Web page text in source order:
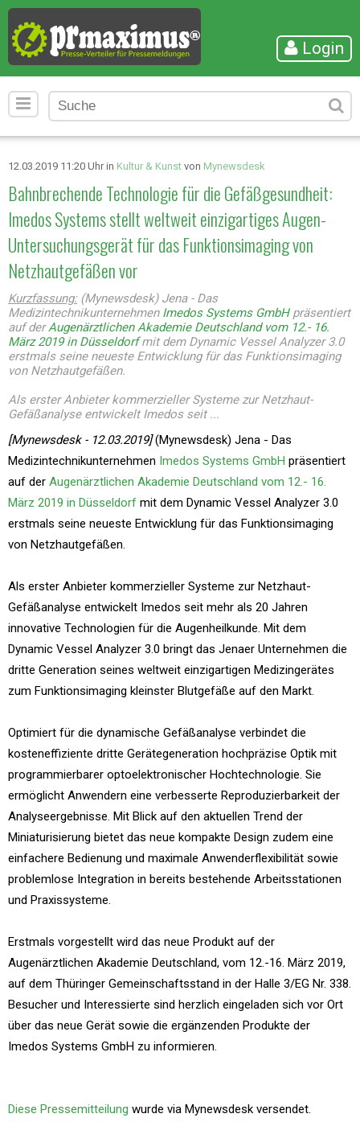
Login
12.03.2019 11:20 Uhr in Kultur & Kunst von Mynewsdesk
Bahnbrechende Technologie für die Gefäßgesundheit:
Imedos Systems stellt weltweit einzigartiges Augen-
Untersuchungsgerät für das Funktionsimaging von
Netzhautgefäßen vor
Kurzfassung:(Mynewsdesk) Jena - Das
Medizintechnikunternehmen Imedos Systems GmbHpräsentiert
auf derAugenärztlichen Akademie Deutschland vom 12.- 16.
März 2019 in Düsseldorfmit dem Dynamic Vessel Analyzer 3.0
erstmals seine neueste Entwicklung für das Funktionsimaging
von Netzhautgefäßen.
Als erster Anbieter kommerzieller Systeme zur Netzhaut-
Gefäßanalyse entwickelt Imedos seit ...
[Mynewsdesk - 12.03.2019](Mynewsdesk) Jena - Das
Medizintechnikunternehmen Imedos Systems GmbH präsentiert
auf der Augenärztlichen Akademie Deutschland vom 12.- 16.
März 2019 in Düsseldorf mit dem Dynamic Vessel Analyzer 3.0
erstmals seine neueste Entwicklung für das Funktionsimaging
von Netzhautgefäßen.
Als erster Anbieter kommerzieller Systeme zur Netzhaut-
Gefäßanalyse entwickelt Imedos seit mehr als 20 Jahren
innovative Technologien für die Augenheilkunde. Mit dem
Dynamic Vessel Analyzer 3.0 bringt das Jenaer Unternehmen die
dritte Generation seines weltweit einzigartigen Medizingerätes
zum Funktionsimaging kleinster Blutgefäße auf den Markt.
Optimiert für die dynamische Gefäßanalyse verbindet die
kosteneffiziente dritte Gerätegeneration hochpräzise Optik mit
programmierbarer optoelektronischer Hochtechnologie. Sie
ermöglicht Anwendern eine verbesserte Reproduzierbarkeit der
Analyseergebnisse. Mit Blick auf den aktuellen Trend der
Miniaturisierung bietet das neue kompakte Design zudem eine
einfachere Bedienung und maximale Anwenderflexibilität sowie
problemlose Integration in bereits bestehende Arbeitsstationen
und Praxissysteme.
Erstmals vorgestellt wird das neue Produkt auf der
Augenärztlichen Akademie Deutschland, vom 12.-16. März 2019,
auf dem Thüringer Gemeinschaftsstand in der Halle 3/EG Nr. 338.
Besucher und Interessierte sind herzlich eingeladen sich vor Ort
über das neue Gerät sowie die ergänzenden Produkte der
Imedos Systems GmbH zu informieren.
Diese Pressemitteilung wurde via Mynewsdesk versendet.